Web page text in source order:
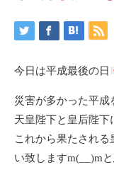
今日は平成最後の日
災害が多かった平成
天皇陛下と皇后陛下
これから果たされ
い致しますm(__)m